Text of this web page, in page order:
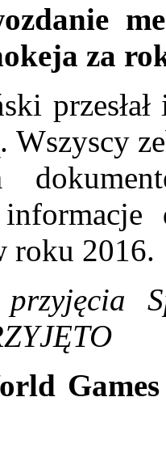
za
Wszyscy
roku 2016.
Games